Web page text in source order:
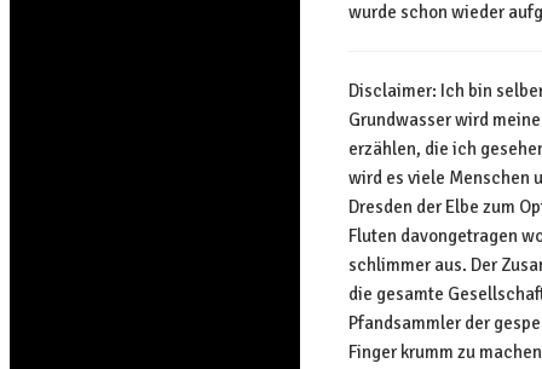
wurde schon wieder
Disclaimer: Ich bin
Grundwasser wird
erzählen, die ich
wird es viele Menschen
Dresden der Elbe zum
Fluten davongetragen
schlimmer aus. Der
die gesamte
Pfandsammler der
Finger krumm zu